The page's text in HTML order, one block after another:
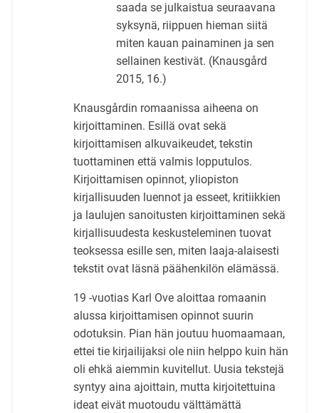
saada se julkaistua seuraavana
syksynä, riippuen hieman siitä
miten kauan painaminen ja sen
sellainen kestivät. (Knausgård
2015, 16.)
Knausgårdin romaanissa aiheena on
kirjoittaminen. Esillä ovat sekä
kirjoittamisen alkuvaikeudet, tekstin
tuottaminen että valmis lopputulos.
Kirjoittamisen opinnot, yliopiston
kirjallisuuden luennot ja esseet, kritiikkien
ja laulujen sanoitusten kirjoittaminen sekä
kirjallisuudesta keskusteleminen tuovat
teoksessa esille sen, miten laaja-alaisesti
tekstit ovat läsnä päähenkilön elämässä.
19 -vuotias Karl Ove aloittaa romaanin
alussa kirjoittamisen opinnot suurin
odotuksin. Pian hän joutuu huomaamaan,
ettei tie kirjailijaksi ole niin helppo kuin hän
oli ehkä aiemmin kuvitellut. Uusia tekstejä
syntyy aina ajoittain, mutta kirjoitettuina
ideat eivät muotoudu välttämättä